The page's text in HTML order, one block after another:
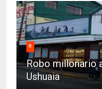
8
Robo millonario
Ushuaia